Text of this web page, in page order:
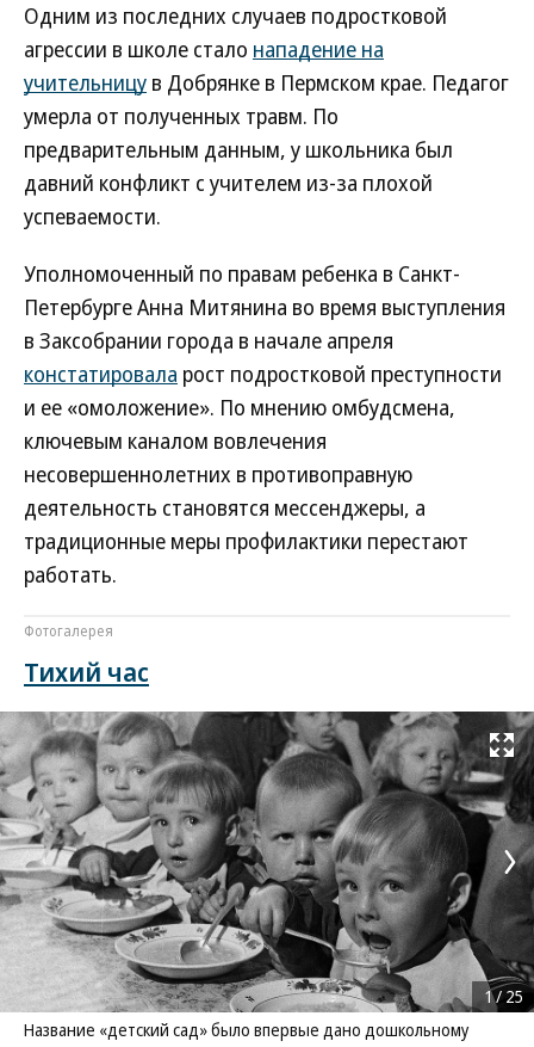
Одним из последних случаев подростковой
агрессии в школе стало нападение на
учительницу в Добрянке в Пермском крае. Педагог
умерла от полученных травм. По
предварительным данным, у школьника был
давний конфликт с учителем из-за плохой
успеваемости.
Уполномоченный по правам ребенка в Санкт-
Петербурге Анна Митянина во время выступления
в Заксобрании города в начале апреля
констатировала рост подростковой преступности
и ее «омоложение». По мнению омбудсмена,
ключевым каналом вовлечения
несовершеннолетних в противоправную
деятельность становятся мессенджеры, а
традиционные меры профилактики перестают
работать.
Фотогалерея
Тихий час
Развернуть
Название «детский сад» было впервые дано дошкольному
1/ 25